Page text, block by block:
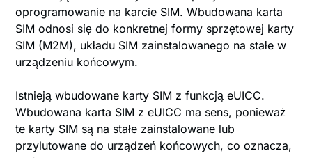
oprogramowanie na karcie SIM. Wbudowana karta
SIM odnosi się do konkretnej formy sprzętowej karty
SIM (M2M), układu SIM zainstalowanego na stałe w
urządzeniu końcowym.
Istnieją wbudowane karty SIM z funkcją eUICC.
Wbudowana karta SIM z eUICC ma sens, ponieważ
te karty SIM są na stałe zainstalowane lub
przylutowane do urządzeń końcowych, co oznacza,